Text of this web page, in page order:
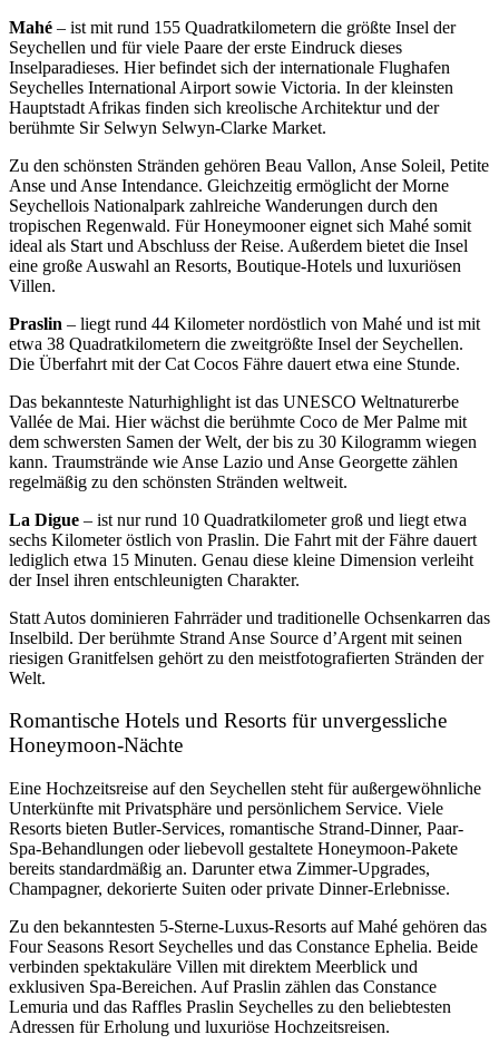
Mahé – ist mit rund 155 Quadratkilometern die größte Insel der
Seychellen und für viele Paare der erste Eindruck dieses
Inselparadieses. Hier befindet sich der internationale Flughafen
Seychelles International Airport sowie Victoria. In derkleinsten
Hauptstadt Afrikas finden sich kreolische Architektur und der
berühmte Sir Selwyn Selwyn-Clarke Market.
Zu den schönsten Stränden gehören Beau Vallon, Anse Soleil, Petite
Anse und Anse Intendance. Gleichzeitig ermöglicht der Morne
Seychellois Nationalpark zahlreiche Wanderungen durch den
tropischen Regenwald. Für Honeymooner eignet sich Mahé somit
ideal als Start und Abschluss der Reise. Außerdem bietet die Insel
eine große Auswahl an Resorts, Boutique-Hotels und luxuriösen
Villen.
Praslin – liegt rund 44 Kilometer nordöstlich von Mahé und ist mit
etwa 38 Quadratkilometern die zweitgrößte Insel der Seychellen.
Die Überfahrt mit der Cat Cocos Fähre dauert etwa eine Stunde.
Das bekannteste Naturhighlight ist das UNESCO Weltnaturerbe
Vallée de Mai. Hier wächst die berühmte Coco de Mer Palme mit
dem schwersten Samen der Welt, der bis zu 30 Kilogramm wiegen
kann. Traumstrände wie Anse Lazio und Anse Georgette zählen
regelmäßig zu den schönsten Stränden weltweit.
La Digue – ist nur rund 10 Quadratkilometer groß und liegt etwa
sechs Kilometer östlich von Praslin. Die Fahrt mit der Fähre dauert
lediglich etwa 15 Minuten. Genau diese kleine Dimension verleiht
der Insel ihren entschleunigten Charakter.
Statt Autos dominieren Fahrräder und traditionelle Ochsenkarren das
Inselbild. Der berühmte Strand Anse Source d’Argent mit seinen
riesigen Granitfelsen gehört zu den meistfotografierten Stränden der
Welt.
Romantische Hotels und Resorts für unvergessliche
Honeymoon-Nächte
Eine Hochzeitsreise auf den Seychellen steht für außergewöhnliche
Unterkünfte mit Privatsphäre und persönlichem Service. Viele
Resorts bieten Butler-Services, romantische Strand-Dinner, Paar-
Spa-Behandlungen oder liebevoll gestaltete Honeymoon-Pakete
bereits standardmäßig an. Darunter etwa Zimmer-Upgrades,
Champagner, dekorierte Suiten oder private Dinner-Erlebnisse.
Zu den bekanntesten 5-Sterne-Luxus-Resorts auf Mahé gehören das
Four Seasons Resort Seychelles und das Constance Ephelia. Beide
verbinden spektakuläre Villen mit direktem Meerblick und
exklusiven Spa-Bereichen. Auf Praslin zählen das Constance
Lemuria und das Raffles Praslin Seychelles zu den beliebtesten
Adressen für Erholung und luxuriöse Hochzeitsreisen.